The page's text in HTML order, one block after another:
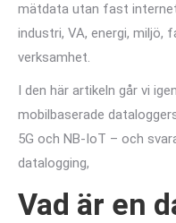
mätdata utan fast
industri, VA, energi, miljö,
verksamhet.
I den här artikeln går vi
mobilbaserade
5G och NB-IoT – och
datalogging,
Vad är en